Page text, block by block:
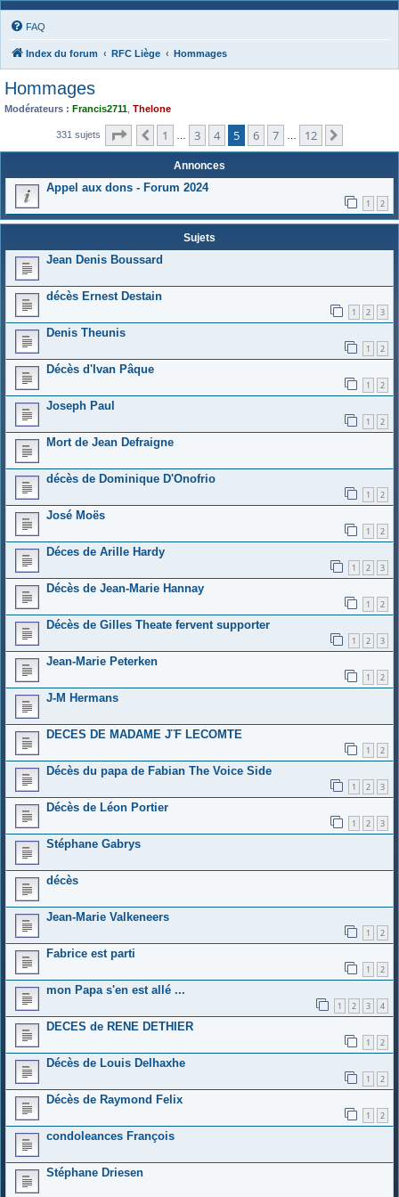
FAQ
Index du forum RFC Liège Hommages
Hommages
Modérateurs : Francis2711 Thelone
331 sujets Page sur 12
Précédente
1 3 4 5 6 7 12
Annonces
Appel aux dons - Forum 2024
1 2
Sujets
Jean Denis Boussard
décès Ernest Destain
1 2 3
Denis Theunis
1 2
Décès d'Ivan Pâque
1 2
Joseph Paul
1 2
Mort de Jean Defraigne
décès de Dominique D'Onofrio
1 2
José Moës
1 2
Déces de Arille Hardy
1 2 3
Décès de Jean-Marie Hannay
1 2
Décès de Gilles Theate fervent supporter
1 2 3
Jean-Marie Peterken
1 2
J-M Hermans
DECES DE MADAME J¨F LECOMTE
1 2
Décès du papa de Fabian The Voice Side
1 2 3
Décès de Léon Portier
1 2 3
Stéphane Gabrys
décès
Jean-Marie Valkeneers
1 2
Fabrice est parti
1 2
mon Papa s'en est allé ...
1 2 3 4
DECES de RENE DETHIER
1 2
Décès de Louis Delhaxhe
1 2
Décès de Raymond Felix
1 2
condoleances François
Stéphane Driesen